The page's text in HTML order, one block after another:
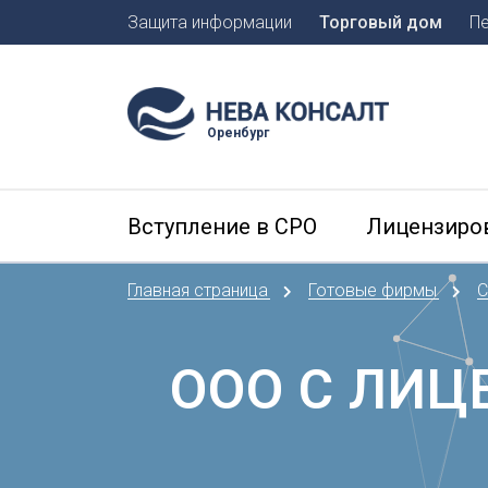
Барнаул
Белгород
Брянск
В
Защита информации Торговый дом
Оренбург
Вступление в СРО
Главная страница Готовые фирмы
ООО С